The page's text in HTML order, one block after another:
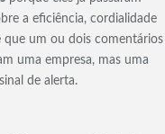
a eficiência, cordialidade
que um ou dois comentários
uma empresa, mas uma
de alerta.